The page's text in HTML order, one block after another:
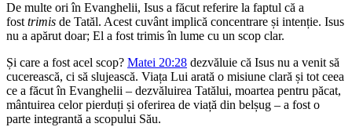
De multe ori în Evanghelii, Isus a făcut referire la faptul că a
fost trimis de Tatăl. Acest cuvânt implică concentrare și intenție. Isus
nu a apărut doar; El a fost trimis în lume cu un scop clar.
Și care a fost acel scop? Matei 20:28 dezvăluie că Isus nu a venit să
cucerească, ci să slujească. Viața Lui arată o misiune clară și tot ceea
ce a făcut în Evanghelii – dezvăluirea Tatălui, moartea pentru păcat,
mântuirea celor pierduți și oferirea de viață din belșug – a fost o
parte integrantă a scopului Său.